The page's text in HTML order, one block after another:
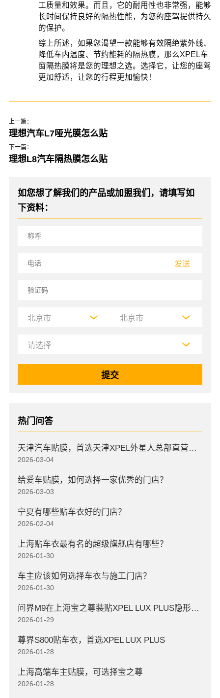
工质量和效果。而且，它的耐用性也非常强，能够
长时间保持良好的隔热性能，为您的座驾提供持久
的保护。
综上所述，如果您渴望一款能够有效隔绝紫外线、
降低车内温度、节约能耗的隔热膜，那么XPEL车
窗隔热膜将是您的理想之选。选择它，让您的座驾
更加舒适，让您的行程更加愉快！
上一篇：
理想汽车L7哑光膜怎么贴
下一篇：
理想L8汽车隔热膜怎么贴
如您想了解我们的产品或加盟我们，请填写如
下资料：
发送
热门问答
天津汽车贴膜，首选天津XPEL外星人总部直营店，高口碑店
2026-03-04
给爱车贴膜，如何选择一家优秀的门店？
2026-03-03
宁夏有哪些贴车衣好的门店？
2026-02-04
上海贴车衣最有名的超级旗舰店有哪些？
2026-01-30
车主应该如何选择车衣与施工门店？
2026-01-30
问界M9在上海宝之尊装贴XPEL LUX PLUS隐形车衣
2026-01-29
尊界S800贴车衣，首选XPEL LUX PLUS
2026-01-28
上海高端车主贴膜，可选择宝之尊
2026-01-28